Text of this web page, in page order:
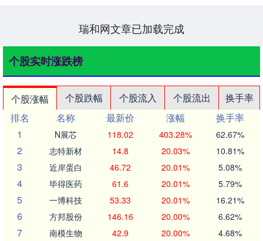
瑞和网文章已加载完成
个股实时涨跌榜
个股涨幅 个股跌幅 个股流入 个股流出
换手率
排名
名称 最新价 涨幅
换手率
1
N展芯 118.02 403.28% 62.67%
2 志特新材 14.8 20.03% 10.81%
3 近岸蛋白 46.72 20.01% 5.08%
4 毕得医药 61.6 20.01% 5.79%
5 一博科技 53.33 20.01% 16.21%
6 方邦股份 146.16 20.00% 6.62%
7 南模生物 42.9 20.00% 4.68%